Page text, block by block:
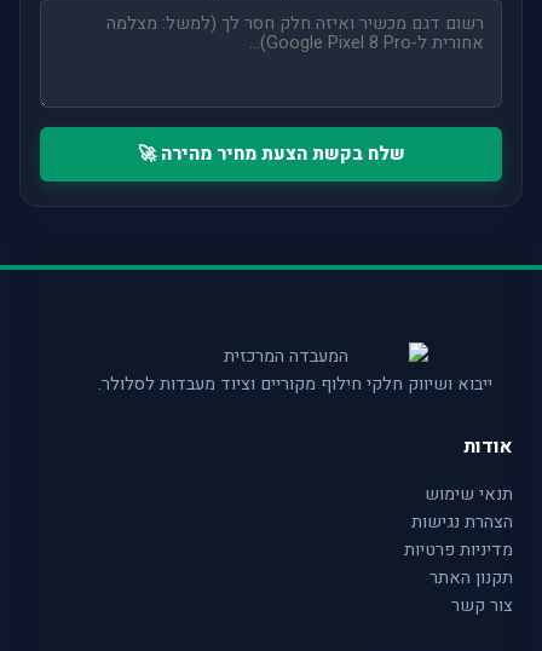
שלח בקשת הצעת מחיר מהירה 🚀
ייבוא ושיווק חלקי חילוף מקוריים וציוד מעבדות לסלולר.
אודות
תנאי שימוש
הצהרת נגישות
מדיניות פרטיות
תקנון האתר
צור קשר